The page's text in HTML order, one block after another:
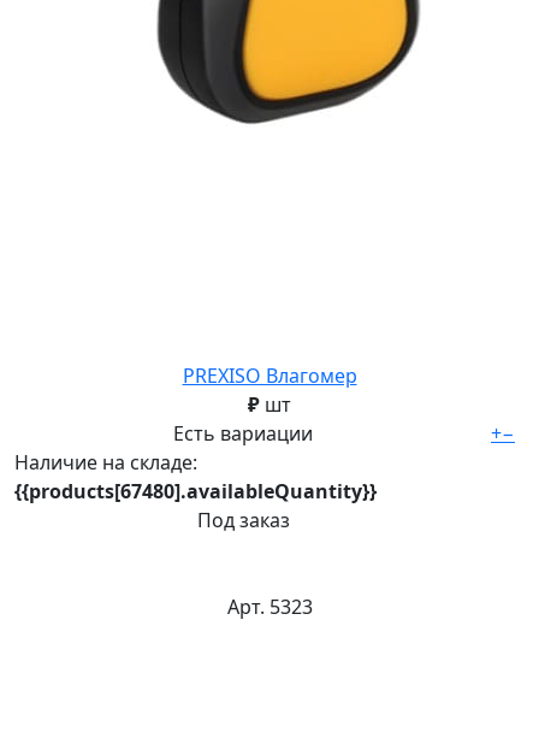
PREXISO Влагомер
₽ шт
Есть вариации
Наличие на складе:
{{products[67480].availableQuantity}}
Под заказ
+−
Арт. 5323